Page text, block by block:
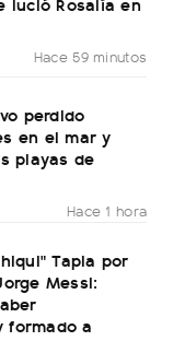
Hace 59 minutos
perdido
en el mar y
playas de
Hace 1 hora
Tapia por
Messi:
formado a